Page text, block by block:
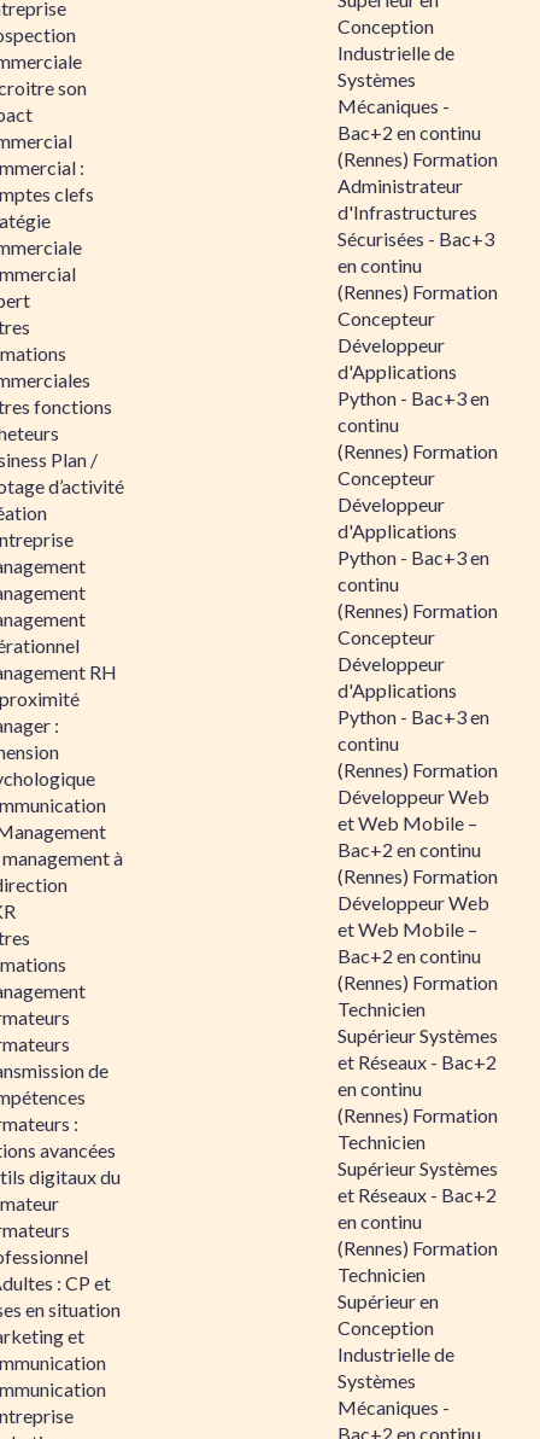
son
:
clefs
fonctions
Plan /
d’activité
RH
:
à
de
:
avancées
digitaux du
: CP et
en situation
et
Conception
Industrielle de
Systèmes
Mécaniques -
Bac+2 en continu
(Rennes) Formation
Administrateur
d'Infrastructures
Sécurisées - Bac+3
en continu
(Rennes) Formation
Concepteur
Développeur
d'Applications
Python - Bac+3 en
continu
(Rennes) Formation
Concepteur
Développeur
d'Applications
Python - Bac+3 en
continu
(Rennes) Formation
Concepteur
Développeur
d'Applications
Python - Bac+3 en
continu
(Rennes) Formation
Développeur Web
et Web Mobile –
Bac+2 en continu
(Rennes) Formation
Développeur Web
et Web Mobile –
Bac+2 en continu
(Rennes) Formation
Technicien
Supérieur Systèmes
et Réseaux - Bac+2
en continu
(Rennes) Formation
Technicien
Supérieur Systèmes
et Réseaux - Bac+2
en continu
(Rennes) Formation
Technicien
Supérieur en
Conception
Industrielle de
Systèmes
Mécaniques -
Bac+2 en continu